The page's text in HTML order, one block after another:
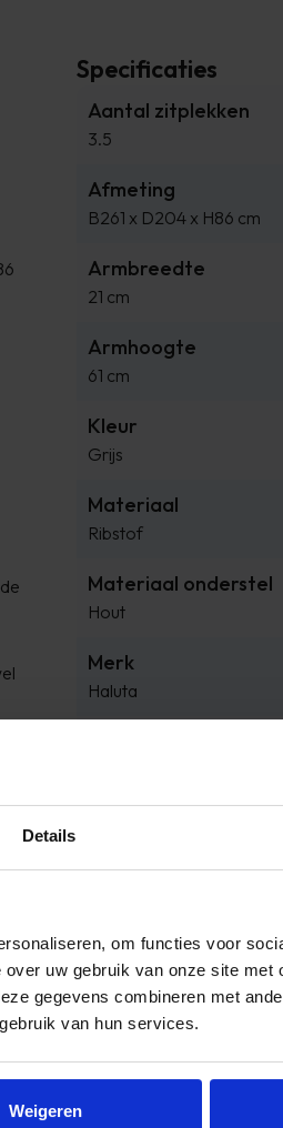
Details
om functies voor
uw gebruik van onze site met
gegevens combineren met
van hun services.
Weigeren
Specificaties
Aantal zitplekken
3.5
Afmeting
B261 x D204 x H86 cm
Armbreedte
21 cm
Armhoogte
61 cm
Kleur
Grijs
Materiaal
Ribstof
Materiaal onderstel
Hout
Merk
Haluta
Product diepte
204 cm
Product hoogte
86 cm